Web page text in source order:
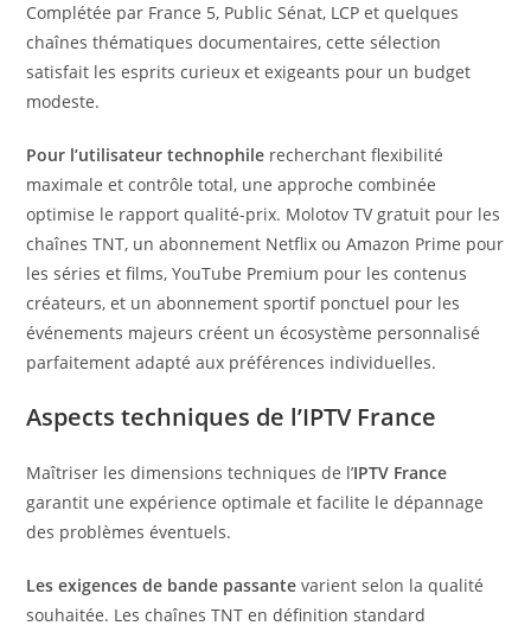
Complétée par France 5, Public Sénat, LCP et quelques
chaînes thématiques documentaires, cette sélection
satisfait les esprits curieux et exigeants pour un budget
modeste.
Pour l’utilisateur technophile recherchant flexibilité
maximale et contrôle total, une approche combinée
optimise le rapport qualité-prix. Molotov TV gratuit pour les
chaînes TNT, un abonnement Netflix ou Amazon Prime pour
les séries et films, YouTube Premium pour les contenus
créateurs, et un abonnement sportif ponctuel pour les
événements majeurs créent un écosystème personnalisé
parfaitement adapté aux préférences individuelles.
Aspects techniques de l’IPTV France
Maîtriser les dimensions techniques de l’IPTV France
garantit une expérience optimale et facilite le dépannage
des problèmes éventuels.
Les exigences de bande passante varient selon la qualité
souhaitée. Les chaînes TNT en définition standard